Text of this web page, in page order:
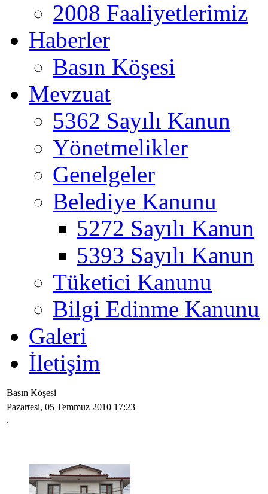
2008 Faaliyetlerimiz
Haberler
Basın Köşesi
Mevzuat
5362 Sayılı Kanun
Yönetmelikler
Genelgeler
Belediye Kanunu
5272 Sayılı Kanun
5393 Sayılı Kanun
Tüketici Kanunu
Bilgi Edinme Kanunu
Galeri
İletişim
Basın Köşesi
Pazartesi, 05 Temmuz 2010 17:23
.